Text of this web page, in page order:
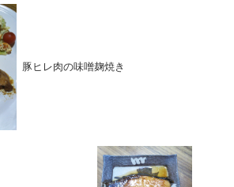
豚ヒレ肉の味噌麹焼き